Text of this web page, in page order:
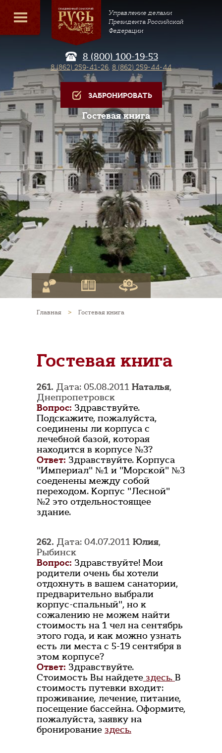
Управление делами
Президента Российской
Федерации
8 (800) 100-19-53
8 (862) 259-41-26, 8 (862) 259-44-44
ЗАБРОНИРОВАТЬ
Гостевая книга
Главная > Гостевая книга
Гостевая книга
261. Дата: 05.08.2011 Наталья,
Днепропетровск
Вопрос: Здравствуйте.
Подскажите, пожалуйста,
соединены ли корпуса с
лечебной базой, которая
находится в корпусе №3?
Ответ: Здравствуйте. Корпуса
"Империал" №1 и "Морской" №3
соеденены между собой
переходом. Корпус "Лесной"
№2 это отдельностоящее
здание.
262. Дата: 04.07.2011 Юлия,
Рыбинск
Вопрос: Здравствуйте! Мои
родители очень бы хотели
отдохнуть в вашем санатории,
предварительно выбрали
корпус-спальный", но к
сожалению не можем найти
стоимость на 1 чел на сентябрь
этого года, и как можно узнать
есть ли места с 5-19 сентября в
этом корпусе?
Ответ: Здравствуйте.
Стоимость Вы найдете здесь. В
стоимость путевки входит:
проживание, лечение, питание,
посещение бассейна. Оформите,
пожалуйста, заявку на
бронирование здесь.